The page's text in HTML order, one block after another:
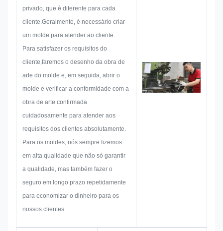
possibilidades de problema que
podem ocorrer antecipadamente,
privado, que é diferente para cada
cliente.Geralmente, é necessário criar
um molde para atender ao cliente.
Para satisfazer os requisitos do
cliente,faremos o desenho da obra de
arte do molde e, em seguida, abrir o
molde e verificar a conformidade com a
obra de arte confirmada
cuidadosamente para atender aos
requisitos dos clientes absolutamente.
Para os moldes, nós sempre fizemos
em alta qualidade que não só garantir
a qualidade, mas também fazer o
seguro em longo prazo repetidamente
para economizar o dinheiro para os
nossos clientes.